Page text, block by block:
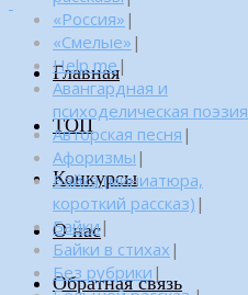
Главная
ТОП
Конкурсы
О нас
Обратная связь
«Россия» |
«Смелые» |
Help me|
Авангардная и
психоделическая поэзия
Авторская песня |
Афоризмы |
Байка (миниатюра,
короткий рассказ) |
Байки|
Байки в стихах |
Без рубрики |